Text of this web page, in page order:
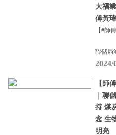
大福
傅黃
【#師
聯儲局
2024/
【師
｜聯
持 煤
念 生
明亮